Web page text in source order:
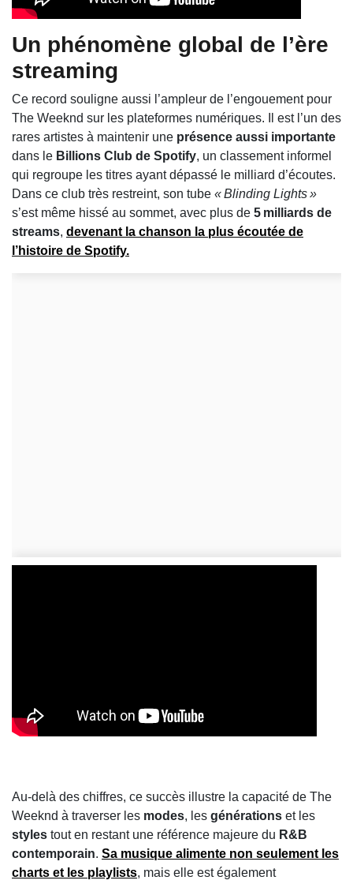
Un phénomène global de l’ère
streaming
Ce record souligne aussi l’ampleur de l’engouement pour
The Weeknd sur les plateformes numériques. Il est l’un des
rares artistes à maintenir une présence aussi importante
dans le Billions Club de Spotify, un classement informel
qui regroupe les titres ayant dépassé le milliard d’écoutes.
Dans ce club très restreint, son tube « Blinding Lights »
s’est même hissé au sommet, avec plus de 5 milliards de
streams, devenant la chanson la plus écoutée de
l’histoire de Spotify.
Au‑delà des chiffres, ce succès illustre la capacité de The
Weeknd à traverser les modes, les générations et les
styles tout en restant une référence majeure du R&B
contemporain. Sa musique alimente non seulement les
charts et les playlists, mais elle est également